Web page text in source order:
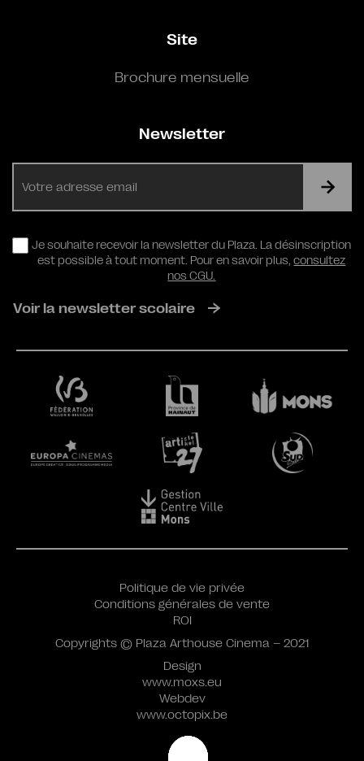
Site
Brochure mensuelle
Newsletter
RGPD
Je souhaite recevoir la newsletter du Plaza. La désinscription
est possible à tout moment. Pour en savoir plus,consultez
nos CGU.
Voir la newsletter scolaire
Design
www.moxs.eu
Webdev
www.octopix.be
Politique de vie privée
Conditions générales de vente
ROI
Copyrights © Plaza Arthouse Cinema – 2021